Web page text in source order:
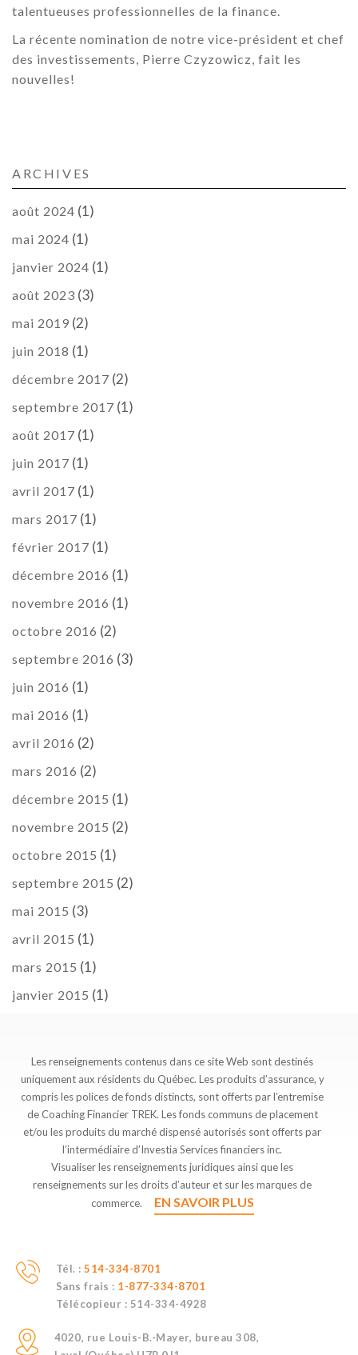
talentueuses professionnelles de la finance.
La récente nomination de notre vice-président et chef
des investissements, Pierre Czyzowicz, fait les
nouvelles!
ARCHIVES
août 2024 (1)
mai 2024 (1)
janvier 2024 (1)
août 2023 (3)
mai 2019 (2)
juin 2018 (1)
décembre 2017 (2)
septembre 2017 (1)
août 2017 (1)
juin 2017 (1)
avril 2017 (1)
mars 2017 (1)
février 2017 (1)
décembre 2016 (1)
novembre 2016 (1)
octobre 2016 (2)
septembre 2016 (3)
juin 2016 (1)
mai 2016 (1)
avril 2016 (2)
mars 2016 (2)
décembre 2015 (1)
novembre 2015 (2)
octobre 2015 (1)
septembre 2015 (2)
mai 2015 (3)
avril 2015 (1)
mars 2015 (1)
janvier 2015 (1)
Les renseignements contenus dans ce site Web sont destinés
uniquement aux résidents du Québec. Les produits d’assurance, y
compris les polices de fonds distincts, sont offerts par l’entremise
de Coaching Financier TREK. Les fonds communs de placement
et/ou les produits du marché dispensé autorisés sont offerts par
l’intermédiaire d’Investia Services financiers inc.
Visualiser les renseignements juridiques ainsi que les
renseignements sur les droits d’auteur et sur les marques de
commerce. EN SAVOIR PLUS
Tél. : 514-334-8701
Sans frais : 1-877-334-8701
Télécopieur : 514-334-4928
4020, rue Louis-B.-Mayer, bureau 308,